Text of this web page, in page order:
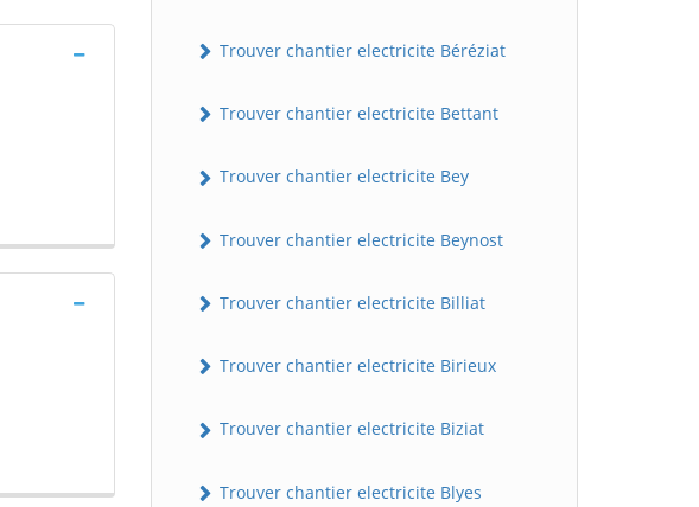
Trouver chantier electricite Béréziat
Trouver chantier electricite Bettant
Trouver chantier electricite Bey
Trouver chantier electricite Beynost
Trouver chantier electricite Billiat
Trouver chantier electricite Birieux
Trouver chantier electricite Biziat
Trouver chantier electricite Blyes